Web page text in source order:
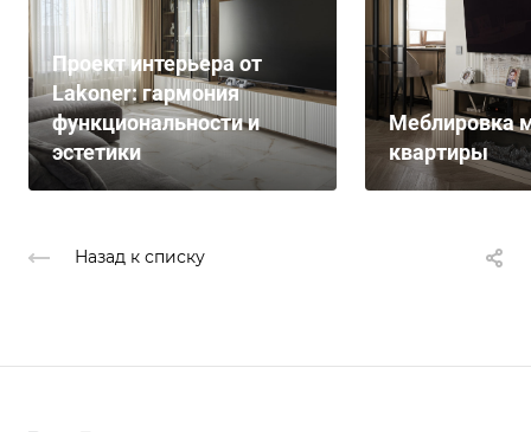
Проект интерьера от
Lakoner: гармония
функциональности и
эстетики
Меблировка
квартиры
Назад к списку